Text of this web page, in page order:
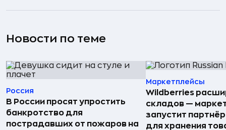
Новости по теме
Россия
В России просят упростить
банкротство для
пострадавших от пожаров на
Маркетплейсы
Wildberries
складов —
запустит
для хранения